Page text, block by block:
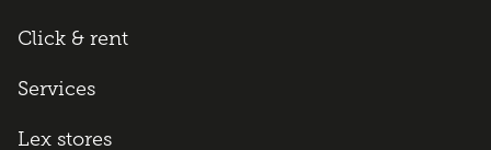
Click & rent
Services
Lex stores